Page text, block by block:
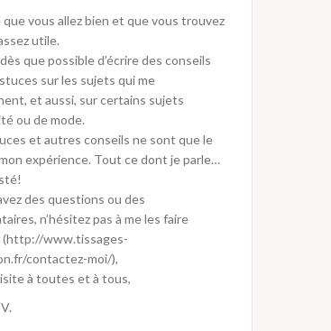
que vous allez bien et que vous trouvez
utile.
dès que possible d’écrire des conseils
sur les sujets qui me
et aussi, sur certains sujets
ou de mode.
et autres conseils ne sont que le
expérience. Tout ce dont je parle…
des questions ou des
n’hésitez pas à me les faire
(http://www.tissages-
contactez-moi/),
à toutes et à tous,